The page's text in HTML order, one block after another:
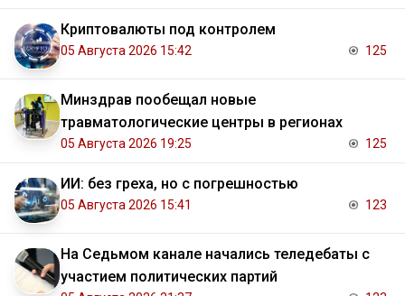
Криптовалюты под контролем
05 Августа 2026 15:42 125
Минздрав пообещал новые
травматологические центры в регионах
05 Августа 2026 19:25 125
ИИ: без греха, но с погрешностью
05 Августа 2026 15:41 123
На Седьмом канале начались теледебаты с
участием политических партий